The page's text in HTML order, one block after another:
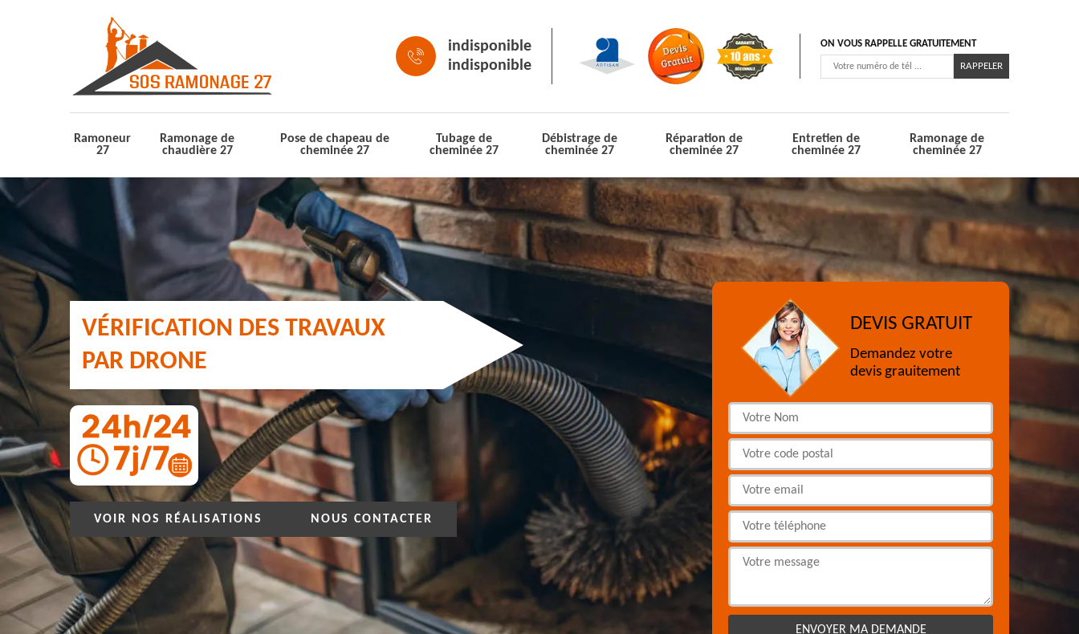
indisponible
indisponible
ON VOUS RAPPELLE GRATUITEMENT
Ramoneur
27
Ramonage de
chaudière 27
Pose de chapeau de
cheminée 27
Tubage de
cheminée 27
Débistrage de
cheminée 27
Réparation de
cheminée 27
Entretien de
cheminée 27
Ramonage de
cheminée 27
VÉRIFICATION DES TRAVAUX
PAR DRONE
VOIR NOS RÉALISATIONS NOUS CONTACTER
DEVIS GRATUIT
Demandez votre
devis grauitement